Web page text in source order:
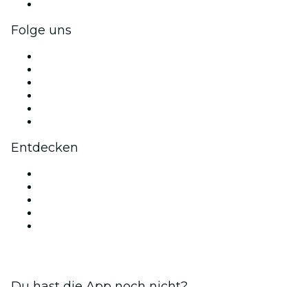
Folge uns
Entdecken